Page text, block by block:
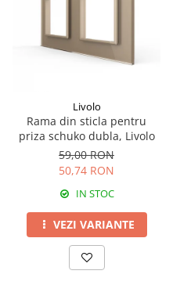
Livolo
Rama din sticla pentru
priza schuko dubla, Livolo
59,00 RON
50,74 RON
IN STOC
VEZI VARIANTE